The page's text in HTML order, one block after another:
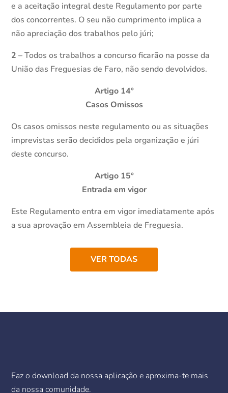
e a aceitação integral deste Regulamento por parte
dos concorrentes. O seu não cumprimento implica a
não apreciação dos trabalhos pelo júri;
2 – Todos os trabalhos a concurso ficarão na posse da
União das Freguesias de Faro, não sendo devolvidos.
Artigo 14º
Casos Omissos
Os casos omissos neste regulamento ou as situações
imprevistas serão decididos pela organização e júri
deste concurso.
Artigo 15º
Entrada em vigor
Este Regulamento entra em vigor imediatamente após
a sua aprovação em Assembleia de Freguesia.
VER TODAS
Faz o download da nossa aplicação e aproxima-te mais
da nossa comunidade.